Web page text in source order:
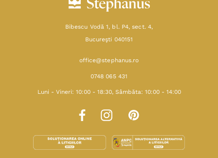
Bibescu Vodă 1, bl. P4, sect. 4,
Bucureşti 040151
office@stephanus.ro
0748 065 431
Luni - Vineri: 10:00 - 18:30, Sâmbăta: 10:00 - 14:00